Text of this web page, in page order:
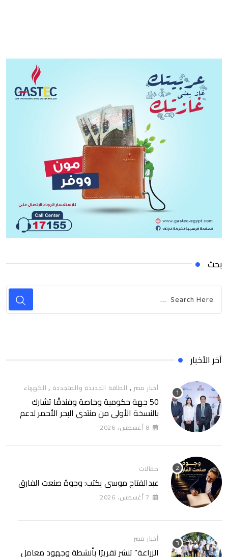
بحث
آخر الأخبار
أخبار مصر , الطاقة الجديدة والمتجددة , الكهرباء
50 جهة حكومية وخاصة وفندقًا تشارك
بالنسخة الأولى من منتدى البحر الأحمر لدعم
الطاقة النظيفة والسياحة المستدامة
8 أغسطس، 2026
مقالات
عبدالفتاح موسى يكتب: وجوهٌ صنعت الفارق
7 أغسطس، 2026
أخبار مصر
الزراعة” تنشر تقريرًا بأنشطة وجهود معامل